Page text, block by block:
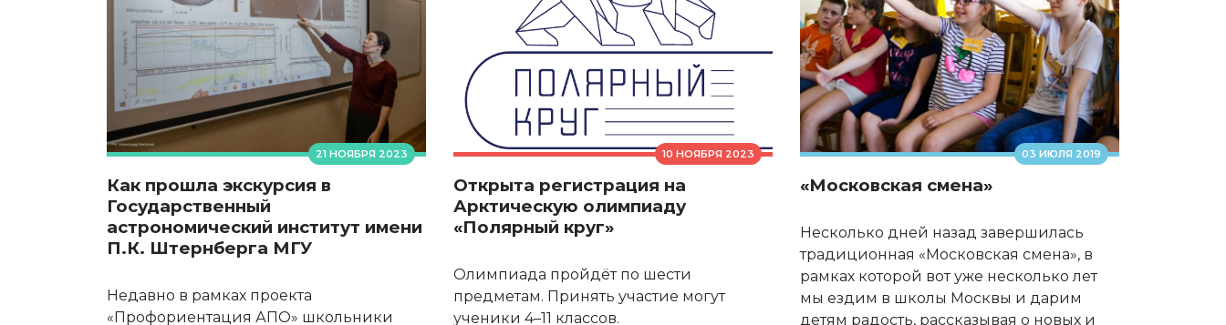
21 НОЯБРЯ 2023
Как прошла экскурсия в
Государственный
астрономический институт имени
П.К. Штернберга МГУ
Недавно в рамках проекта
«Профориентация АПО» школьники
10 НОЯБРЯ 2023
Открыта регистрация на
Арктическую олимпиаду
«Полярный круг»
Олимпиада пройдёт по шести
предметам. Принять участие могут
ученики 4–11 классов.
03 ИЮЛЯ 2019
«Московская смена»
Несколько дней назад завершилась
традиционная «Московская смена», в
рамках которой вот уже несколько лет
мы ездим в школы Москвы и дарим
детям радость, рассказывая о новых и